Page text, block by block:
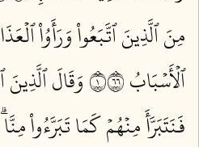
مِنَ ٱلَّذِينَ ٱتَّبَعُواْ وَرَأَوُاْ
ٱلۡأَسۡبَابُ ١٦٦
وَقَالَ ٱلَّذِينَ
فَنَتَبَرَّأَ مِنۡهُمۡ كَمَا تَبَرَّءُواْ